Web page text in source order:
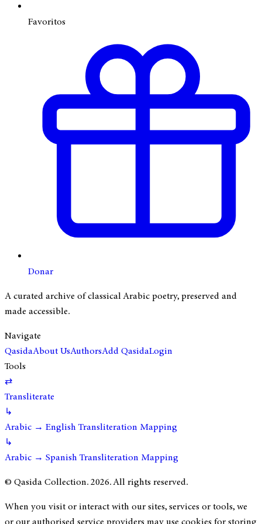
Favoritos
Donar
A curated archive of classical Arabic poetry, preserved and
made accessible.
Navigate
QasidaAbout UsAuthorsAdd QasidaLogin
Tools
⇄
Transliterate
↳
Arabic → English Transliteration Mapping
↳
Arabic → Spanish Transliteration Mapping
© Qasida Collection.2026. All rights reserved.
When you visit or interact with our sites, services or tools, we